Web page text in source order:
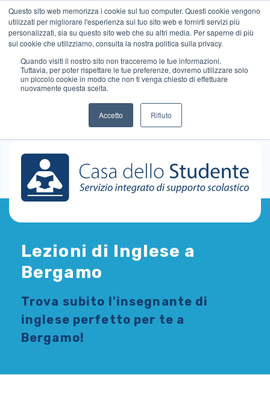
Questo sito web memorizza i cookie sul tuo computer. Questi cookie vengono
utilizzati per migliorare l'esperienza sul tuo sito web e fornirti servizi più
personalizzati, sia su questo sito web che su altri media. Per saperne di più
sui cookie che utilizziamo, consulta la nostra politica sulla privacy.
Quando visiti il ​​nostro sito non tracceremo le tue informazioni.
Tuttavia, per poter rispettare le tue preferenze, dovremo utilizzare solo
un piccolo cookie in modo che non ti venga chiesto di effettuare
nuovamente questa scelta.
Accetto Rifiuto
Lezioni di Inglese a
Bergamo
Trova subito l'insegnante di
inglese perfetto per te a
Bergamo!